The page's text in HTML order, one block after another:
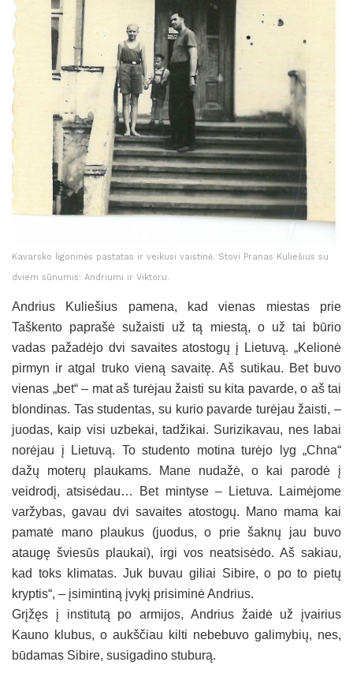
Kavarsko ligoninės pastatas ir veikusi vaistinė. Stovi Pranas Kuliešius su
dviem sūnumis: Andriumi ir Viktoru.
Andrius Kuliešius pamena, kad vienas miestas prie
Taškento paprašė sužaisti už tą miestą, o už tai būrio
vadas pažadėjo dvi savaites atostogų į Lietuvą. „Kelionė
pirmyn ir atgal truko vieną savaitę. Aš sutikau. Bet buvo
vienas „bet“ – mat aš turėjau žaisti su kita pavarde, o aš tai
blondinas. Tas studentas, su kurio pavarde turėjau žaisti, –
juodas, kaip visi uzbekai, tadžikai. Surizikavau, nes labai
norėjau į Lietuvą. To studento motina turėjo lyg „Chna“
dažų moterų plaukams. Mane nudažė, o kai parodė į
veidrodį, atsisėdau… Bet mintyse – Lietuva. Laimėjome
varžybas, gavau dvi savaites atostogų. Mano mama kai
pamatė mano plaukus (juodus, o prie šaknų jau buvo
ataugę šviesūs plaukai), irgi vos neatsisėdo. Aš sakiau,
kad toks klimatas. Juk buvau giliai Sibire, o po to pietų
kryptis“, – įsimintiną įvykį prisiminė Andrius.
Grįžęs į institutą po armijos, Andrius žaidė už įvairius
Kauno klubus, o aukščiau kilti nebebuvo galimybių, nes,
būdamas Sibire, susigadino stuburą.